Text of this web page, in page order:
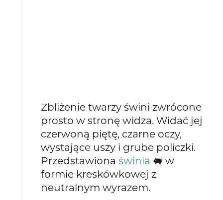
Zbliżenie twarzy świni zwrócone
prosto w stronę widza. Widać jej
czerwoną piętę, czarne oczy,
wystające uszy i grube policzki.
Przedstawionaświnia 🐖 w
formie kreskówkowej z
neutralnym wyrazem.